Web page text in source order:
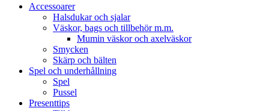
Accessoarer
Halsdukar och sjalar
Väskor, bags och tillbehör m.m.
Mumin väskor och axelväskor
Smycken
Skärp och bälten
Spel och underhållning
Spel
Pussel
Presenttips